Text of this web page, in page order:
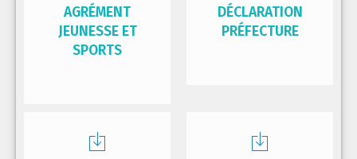
AGRÉMENT
JEUNESSE ET
SPORTS
DÉCLARATION
PRÉFECTURE